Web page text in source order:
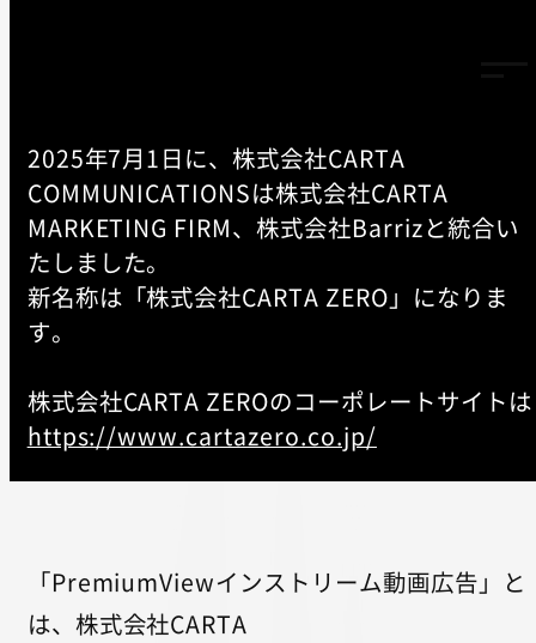
2025年7月1日に、株式会社CARTA
COMMUNICATIONSは株式会社CARTA
MARKETING FIRM、株式会社Barrizと統合い
たしました。
新名称は「株式会社CARTA ZERO」になりま
す。
株式会社CARTA ZEROのコーポレートサイトは
https://www.cartazero.co.jp/
TOP - PremiumViewオプトアウト
PremiumViewオプトアウト
2023.08.03
「PremiumViewインストリーム動画広告」と
は、株式会社CARTA